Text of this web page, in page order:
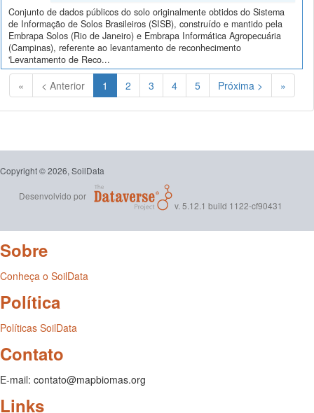
Conjunto de dados públicos do solo originalmente obtidos do Sistema
de Informação de Solos Brasileiros (SISB), construído e mantido pela
Embrapa Solos (Rio de Janeiro) e Embrapa Informática Agropecuária
(Campinas), referente ao levantamento de reconhecimento
'Levantamento de Reco...
« < Anterior 1 (Atual)
2 3 4 5 Próxima > »
Copyright © 2026, SoilData
Desenvolvido por
v. 5.12.1 build 1122-cf90431
Sobre
Conheça o SoilData
Política
Políticas SoilData
Contato
E-mail: contato@mapbiomas.org
Links